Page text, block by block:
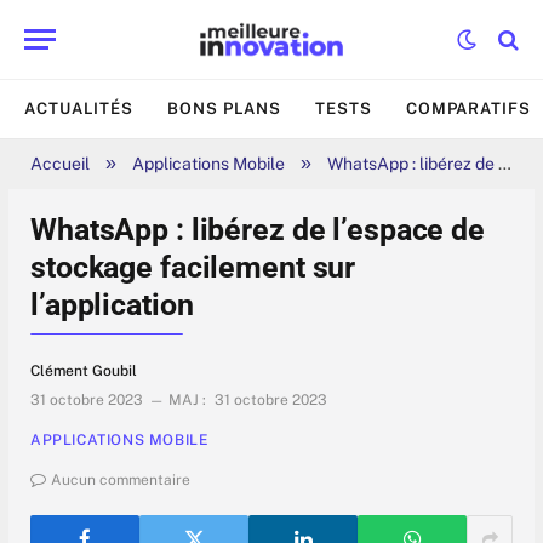
ACTUALITÉS BONS PLANS TESTS COMPARATIFS
Accueil » Applications Mobile » WhatsApp : libérez de l’espace de stockage facilement sur l’application
WhatsApp : libérez de l’espace de
stockage facilement sur
l’application
Clément Goubil
31 octobre 2023
MAJ : 31 octobre 2023
APPLICATIONS MOBILE
Aucun commentaire